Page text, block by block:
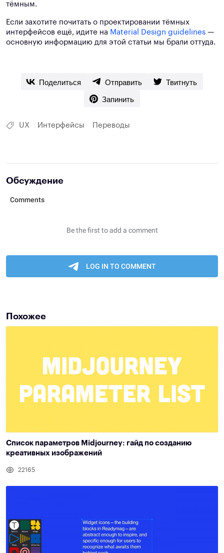
тёмным.
Если захотите почитать о проектировании тёмных
интерфейсов ещё, идите на Material Design guidelines —
основную информацию для этой статьи мы брали оттуда.
Поделиться Отправить
Твитнуть
Запинить
UX Интерфейсы Переводы
Обсуждение
Похожее
Список параметров Midjourney: гайд по созданию
креативных изображений
22165